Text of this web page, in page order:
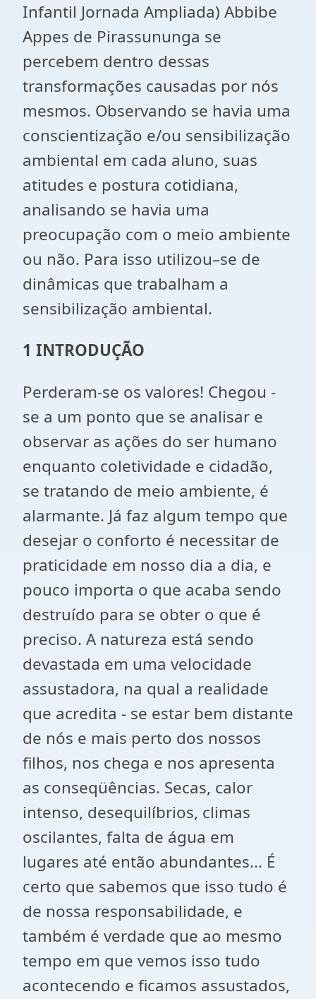
Infantil Jornada Ampliada) Abbibe
Appes de Pirassununga se
percebem dentro dessas
transformações causadas por nós
mesmos. Observando se havia uma
conscientização e/ou sensibilização
ambiental em cada aluno, suas
atitudes e postura cotidiana,
analisando se havia uma
preocupação com o meio ambiente
ou não. Para isso utilizou–se de
dinâmicas que trabalham a
sensibilização ambiental.
1 INTRODUÇÃO
Perderam-se os valores! Chegou -
se a um ponto que se analisar e
observar as ações do ser humano
enquanto coletividade e cidadão,
se tratando de meio ambiente, é
alarmante. Já faz algum tempo que
desejar o conforto é necessitar de
praticidade em nosso dia a dia, e
pouco importa o que acaba sendo
destruído para se obter o que é
preciso. A natureza está sendo
devastada em uma velocidade
assustadora, na qual a realidade
que acredita - se estar bem distante
de nós e mais perto dos nossos
filhos, nos chega e nos apresenta
as conseqüências. Secas, calor
intenso, desequilíbrios, climas
oscilantes, falta de água em
lugares até então abundantes... É
certo que sabemos que isso tudo é
de nossa responsabilidade, e
também é verdade que ao mesmo
tempo em que vemos isso tudo
acontecendo e ficamos assustados,